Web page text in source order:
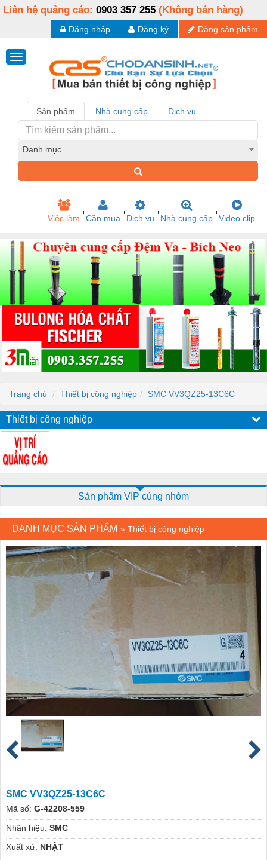
Liên hệ quảng cáo: 0903 357 255 (Không bán hàng)
Đăng sản phẩm
Đăng ký
Đăng nhập
Sản phẩm Nhà cung cấp Dịch vụ
Danh mục
Việc làm Cần mua Dịch vụ Nhà cung cấp Video clip
Trang chủ Thiết bị công nghiệp SMC VV3QZ25-13C6C
Thiết bị công nghiệp
Sản phẩm VIP cùng nhóm
DANH MỤC SẢN PHẨM » Thiết bị công nghiệp
SMC VV3QZ25-13C6C
Mã số: G-42208-559
Nhãn hiệu: SMC
Xuất xứ: NHẬT